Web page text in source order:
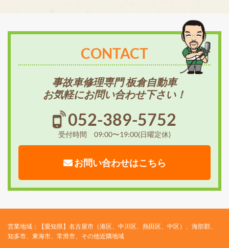
CONTACT
事故車修理専門 板倉自動車
お気軽にお問い合わせ下さい！
052-389-5752
受付時間 09:00〜19:00(日曜定休)
お問い合わせはこちら
営業地域：【愛知県】名古屋市（港区、中川区、熱田区、中区）、海部郡、
知多市、東海市、常滑市、その他近隣地域